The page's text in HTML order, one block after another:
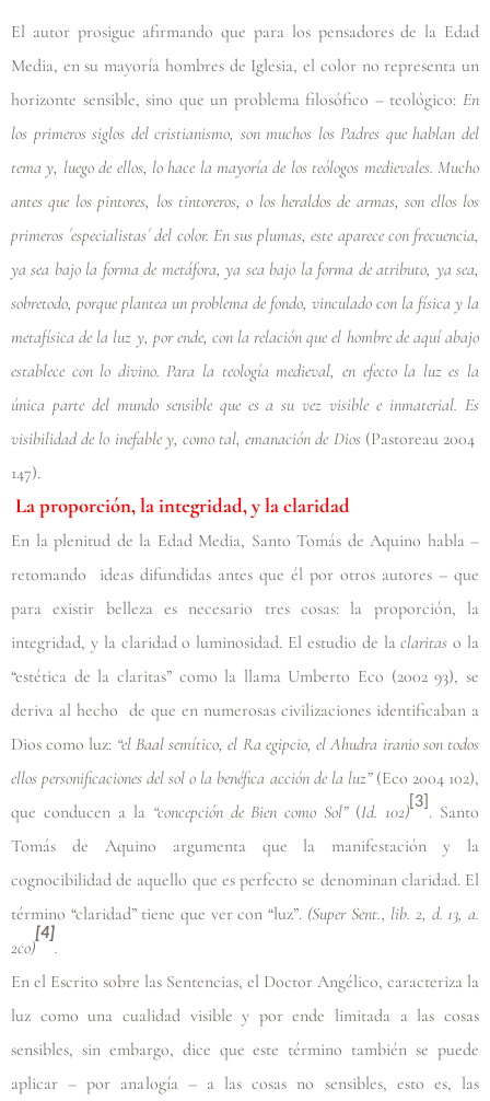
El autor prosigue afirmando que para los pensadores de la Edad
Media, en su mayoría hombres de Iglesia, el color no representa un
horizonte sensible, sino que un problema filosófico – teológico: En
los primeros siglos del cristianismo, son muchos los Padres que hablan del
tema y, luego de ellos, lo hace la mayoría de los teólogos medievales. Mucho
antes que los pintores, los tintoreros, o los heraldos de armas, son ellos los
primeros ´especialistas´ del color. En sus plumas, este aparece con frecuencia,
ya sea bajo la forma de metáfora, ya sea bajo la forma de atributo, ya sea,
sobretodo, porque plantea un problema de fondo, vinculado con la física y la
metafísica de la luz y, por ende, con la relación que el hombre de aquí abajo
establece con lo divino. Para la teología medieval, en efecto la luz es la
única parte del mundo sensible que es a su vez visible e inmaterial. Es
visibilidad de lo inefable y, como tal, emanación de Dios (Pastoreau 2004
147).
La proporción, la integridad, y la claridad
En la plenitud de la Edad Media, Santo Tomás de Aquino habla –
retomando ideas difundidas antes que él por otros autores – que
para existir belleza es necesario tres cosas: la proporción, la
integridad, y la claridad o luminosidad. El estudio de laclaritas o la
“estética de la claritas” como la llama Umberto Eco (2002 93), se
deriva al hecho de que en numerosas civilizaciones identificaban a
Dios como luz: “el Baal semítico, el Ra egipcio, el Ahudra iranio son todos
ellos personificaciones del sol o la benéfica acción de la luz”(Eco 2004 102),
que conducen a la “concepción de Bien como Sol”(Id. 102) [3] . Santo
Tomás de Aquino argumenta que la manifestación y la
cognocibilidad de aquello que es perfecto se denominan claridad. El
término “claridad” tiene que ver con “luz”. (Super Sent., lib. 2, d. 13, a.
2co)
[4]
.
En el Escrito sobre las Sentencias, el Doctor Angélico, caracteriza la
luz como una cualidad visible y por ende limitada a las cosas
sensibles, sin embargo, dice que este término también se puede
aplicar – por analogía – a las cosas no sensibles, esto es, las